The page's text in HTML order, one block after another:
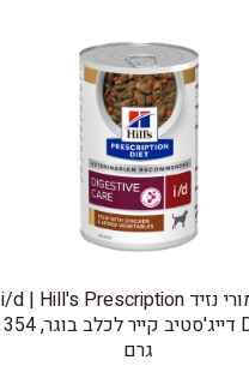
שימורי נזיד i/d | Hill's Prescription
Diet דייג'סטיב קייר לכלב בוגר, 354
גרם